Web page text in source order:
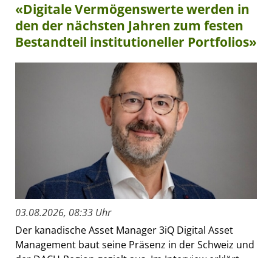
«Digitale Vermögenswerte werden in
den der nächsten Jahren zum festen
Bestandteil institutioneller Portfolios»
03.08.2026, 08:33 Uhr
Der kanadische Asset Manager 3iQ Digital Asset
Management baut seine Präsenz in der Schweiz und